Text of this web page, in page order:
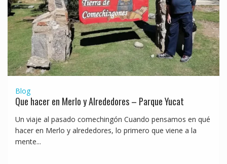
Blog
Que hacer en Merlo y Alrededores – Parque Yucat
Un viaje al pasado comechingón Cuando pensamos en qué
hacer en Merlo y alrededores, lo primero que viene a la
mente...